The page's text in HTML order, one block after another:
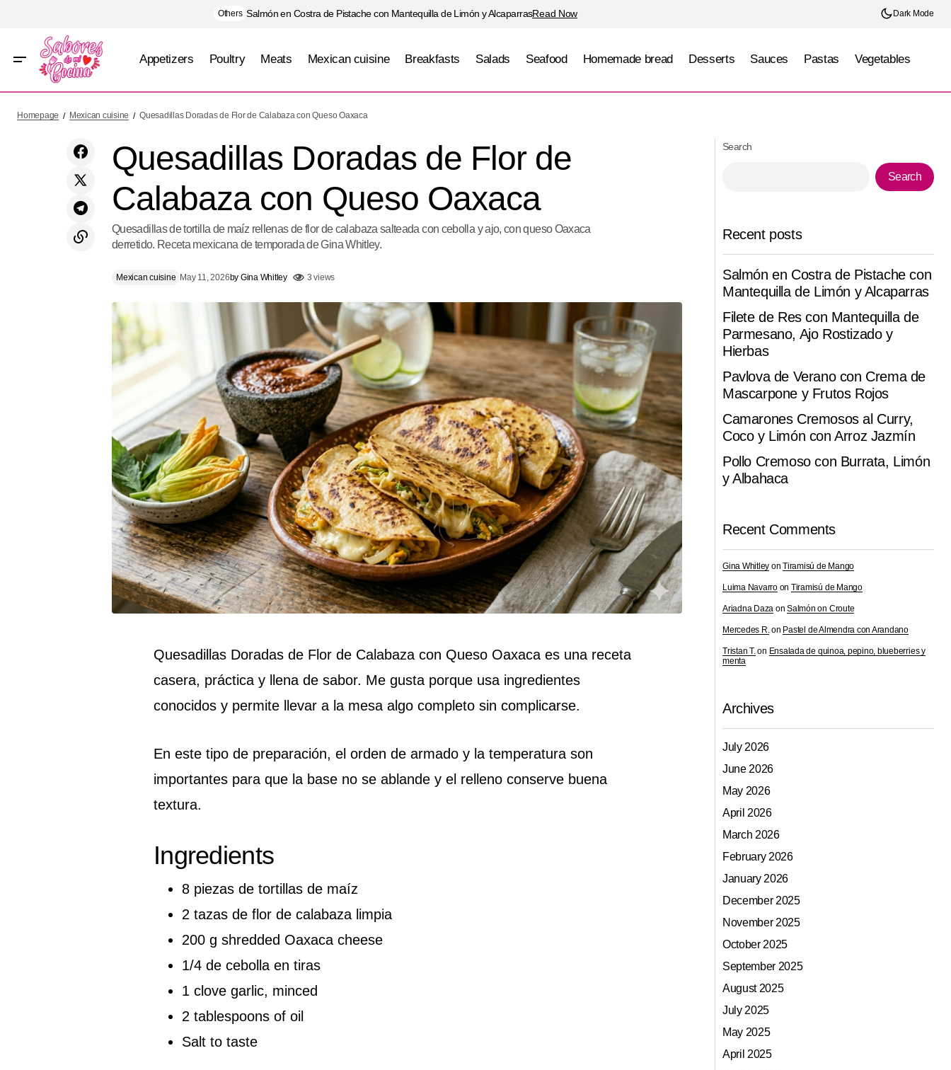
Others Salmón en Costra de Pistache con Mantequilla de Limón y AlcaparrasRead Now Dark Mode
Appetizers Poultry Meats Mexican cuisine Breakfasts Salads Seafood Homemade bread Desserts Sauces Pastas Vegetables
Sauce
Mexican cuisine Quesadillas Doradas de Flor de Calabaza con Queso Oaxaca
Homepage Mexican cuisine Quesadillas Doradas de Flor de Calabaza con Queso Oaxaca
Quesadillas Doradas de Flor de
Calabaza con Queso Oaxaca
Quesadillas de tortilla de maíz rellenas de flor de calabaza salteada con cebolla y ajo, con queso Oaxaca
derretido. Receta mexicana de temporada de Gina Whitley.
Mexican cuisine May 11, 2026by Gina Whitley 3 views
Quesadillas Doradas de Flor de Calabaza con Queso Oaxaca es una receta
casera, práctica y llena de sabor. Me gusta porque usa ingredientes
conocidos y permite llevar a la mesa algo completo sin complicarse.
En este tipo de preparación, el orden de armado y la temperatura son
importantes para que la base no se ablande y el relleno conserve buena
textura.
Ingredients
8 piezas de tortillas de maíz
2 tazas de flor de calabaza limpia
200 g shredded Oaxaca cheese
1/4 de cebolla en tiras
1 clove garlic, minced
2 tablespoons of oil
Salt to taste
Search
Search
Recent posts
Salmón en Costra de Pistache con
Mantequilla de Limón y Alcaparras
Filete de Res con Mantequilla de
Parmesano, Ajo Rostizado y
Hierbas
Pavlova de Verano con Crema de
Mascarpone y Frutos Rojos
Camarones Cremosos al Curry,
Coco y Limón con Arroz Jazmín
Pollo Cremoso con Burrata, Limón
y Albahaca
Recent Comments
Gina Whitley onTiramisú de Mango
Luima Navarroon Tiramisú de Mango
Ariadna Daza onSalmón on Croute
Mercedes R.on Pastel de Almendra con Arandano
Tristan T.on Ensalada de quinoa, pepino, blueberries y
menta
Archives
July 2026
June 2026
May 2026
April 2026
March 2026
February 2026
January 2026
December 2025
November 2025
October 2025
September 2025
August 2025
July 2025
May 2025
April 2025